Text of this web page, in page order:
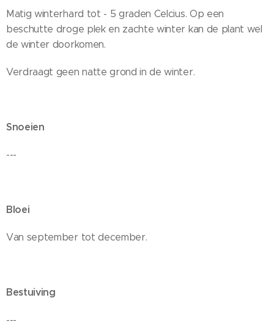
Matig winterhard tot - 5 graden Celcius. Op een
beschutte droge plek en zachte winter kan de plant wel
de winter doorkomen.
Verdraagt geen natte grond in de winter.
Snoeien
---
Bloei
Van september tot december.
Bestuiving
---